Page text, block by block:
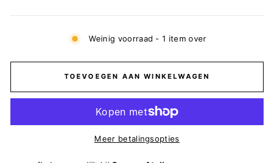
Weinig voorraad - 1 item over
TOEVOEGEN AAN WINKELWAGEN
Meer betalingsopties